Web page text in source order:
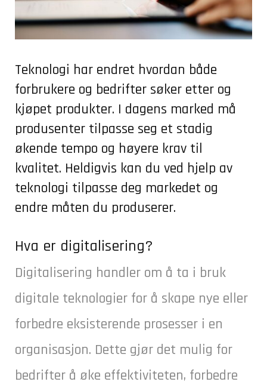
Teknologi har endret hvordan både
forbrukere og bedrifter søker etter og
kjøpet produkter. I dagens marked må
produsenter tilpasse seg et stadig
økende tempo og høyere krav til
kvalitet. Heldigvis kan du ved hjelp av
teknologi tilpasse deg markedet og
endre måten du produserer.
Hva er digitalisering?
Digitalisering handler om å ta i bruk
digitale teknologier for å skape nye eller
forbedre eksisterende prosesser i en
organisasjon. Dette gjør det mulig for
bedrifter å øke effektiviteten, forbedre